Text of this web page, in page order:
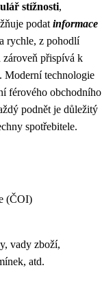
stížnosti,
podat informace
rychle, z pohodlí
zároveň přispívá k
Moderní technologie
férového obchodního
podnět je důležitý
spotřebitele.
(ČOI)
vady zboží,
atd.